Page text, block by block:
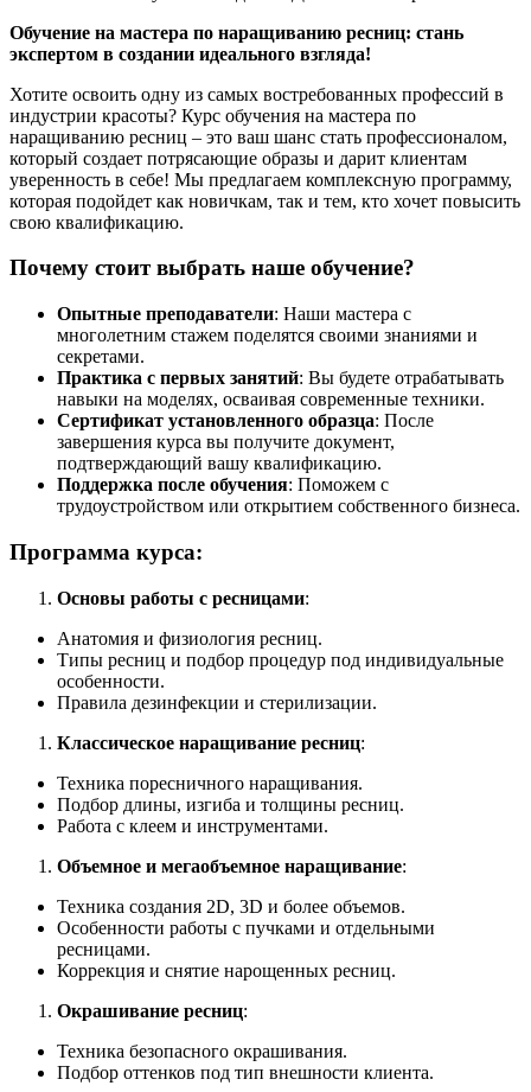
Обучение на мастера по наращиванию ресниц: стань
экспертом в создании идеального взгляда!
Хотите освоить одну из самых востребованных профессий в
индустрии красоты? Курс обучения на мастера по
наращиванию ресниц – это ваш шанс стать профессионалом,
который создает потрясающие образы и дарит клиентам
уверенность в себе! Мы предлагаем комплексную программу,
которая подойдет как новичкам, так и тем, кто хочет повысить
свою квалификацию.
Почему стоит выбрать наше обучение?
Опытные преподаватели: Наши мастера с
многолетним стажем поделятся своими знаниями и
секретами.
Практика с первых занятий: Вы будете отрабатывать
навыки на моделях, осваивая современные техники.
Сертификат установленного образца: После
завершения курса вы получите документ,
подтверждающий вашу квалификацию.
Поддержка после обучения: Поможем с
трудоустройством или открытием собственного бизнеса.
Программа курса:
Основы работы с ресницами:
Анатомия и физиология ресниц.
Типы ресниц и подбор процедур под индивидуальные
особенности.
Правила дезинфекции и стерилизации.
Классическое наращивание ресниц:
Техника поресничного наращивания.
Подбор длины, изгиба и толщины ресниц.
Работа с клеем и инструментами.
Объемное и мегаобъемное наращивание:
Техника создания 2D, 3D и более объемов.
Особенности работы с пучками и отдельными
ресницами.
Коррекция и снятие нарощенных ресниц.
Окрашивание ресниц:
Техника безопасного окрашивания.
Подбор оттенков под тип внешности клиента.